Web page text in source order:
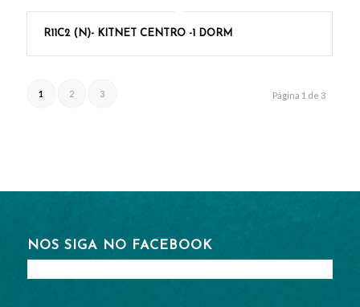
R11C2 (N)- KITNET CENTRO -1 DORM
Página 1 de 3
1 2 3
NOS SIGA NO FACEBOOK